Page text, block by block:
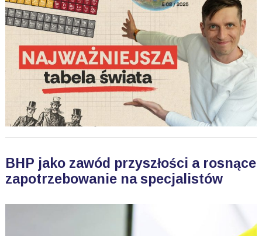
BHP jako zawód przyszłości a rosnące
zapotrzebowanie na specjalistów